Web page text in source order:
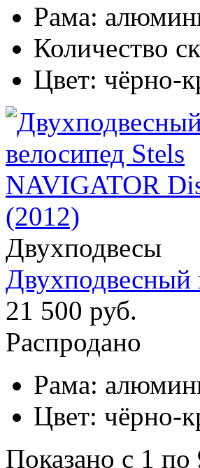
Рама:
Количество
Цвет: чёрно-
Двухподвесы
Двухподвесный
21 500 руб.
Распродано
Рама:
Цвет: чёрно-
Показано с 1 по